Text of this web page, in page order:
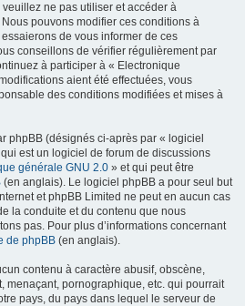
ne pas utiliser et accéder à
pouvons modifier ces conditions à
de vous informer de ces
conseillons de vérifier régulièrement par
à participer à « Electronique
aient été effectuées, vous
des conditions modifiées et mises à
phpBB (désignés ci-après par « logiciel
est un logiciel de forum de discussions
générale GNU 2.0 » et qui peut être
(en anglais). Le logiciel phpBB a pour seul but
et phpBB Limited ne peut en aucun cas
la conduite et du contenu que nous
pas. Pour plus d’informations concernant
de phpBB (en anglais).
contenu à caractère abusif, obscène,
menaçant, pornographique, etc. qui pourrait
pays, du pays dans lequel le serveur de